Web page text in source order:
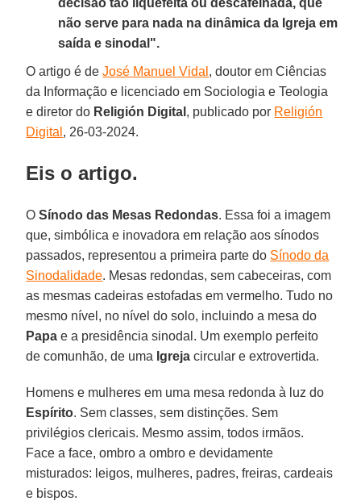
não serve para nada na dinâmica da Igreja em
saída e sinodal".
O artigo é deJosé Manuel Vidal , doutor em Ciências
da Informação e licenciado em Sociologia e Teologia
e diretor do Religión Digital , publicado por Religión
Digital , 26-03-2024.
Eis o artigo.
OSínodo das Mesas Redondas. Essa foi a imagem
que, simbólica e inovadora em relação aos sínodos
passados, representou a primeira parte do Sínodo da
Sinodalidade. Mesas redondas, sem cabeceiras, com
as mesmas cadeiras estofadas em vermelho. Tudo no
mesmo nível, no nível do solo, incluindo a mesa do
Papa e a presidência sinodal. Um exemplo perfeito
de comunhão, de uma Igreja circular e extrovertida.
Homens e mulheres em uma mesa redonda à luz do
Espírito. Sem classes, sem distinções. Sem
privilégios clericais. Mesmo assim, todos irmãos.
Face a face, ombro a ombro e devidamente
misturados: leigos, mulheres, padres, freiras, cardeais
e bispos.